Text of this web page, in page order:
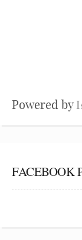
Powered by
FACEBOOK